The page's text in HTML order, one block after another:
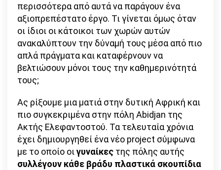
ανισότητα
περισσότερα από αυτά να παράγουν ένα
αξιοπρεπέστατο έργο. Τι γίνεται όμως όταν
οι ίδιοι οι κάτοικοι των χωρών αυτών
ανακαλύπτουν την δύναμή τους μέσα από πιο
απλά πράγματα και καταφέρνουν να
βελτιώσουν μόνοι τους την καθημερινότητά
τους;
Ας ρίξουμε μια ματιά στην δυτική Αφρική και
πιο συγκεκριμένα στην πόλη Abidjan της
Ακτής Ελεφαντοστού. Τα τελευταία χρόνια
έχει δημιουργηθεί ένα νέο project σύμφωνα
με το οποίο οιγυναίκες της πόλης αυτής
συλλέγουν κάθε βράδυ πλαστικά σκουπίδια